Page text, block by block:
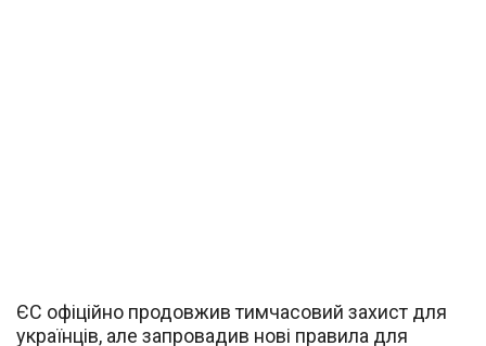
ЄС офіційно продовжив тимчасовий захист для
українців, але запровадив нові правила для